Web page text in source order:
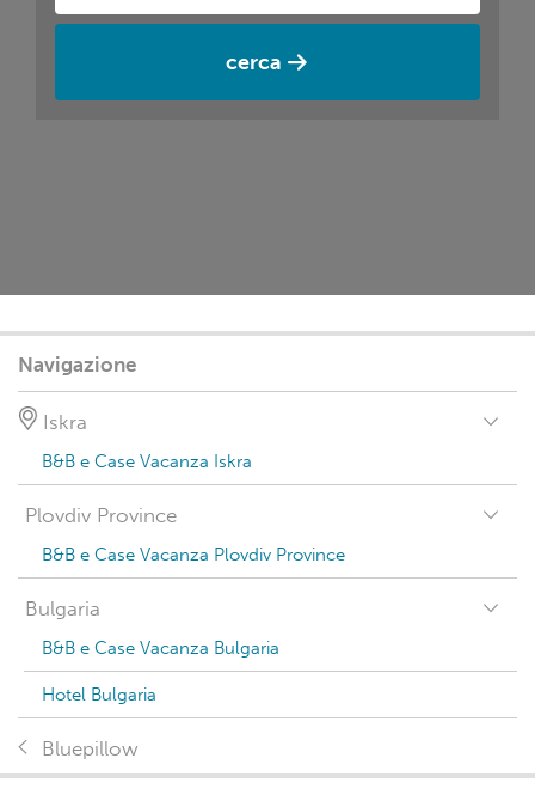
cerca
Navigazione
Iskra
B&B e Case Vacanza Iskra
Plovdiv Province
B&B e Case Vacanza Plovdiv Province
Bulgaria
B&B e Case Vacanza Bulgaria
Hotel Bulgaria
Bluepillow